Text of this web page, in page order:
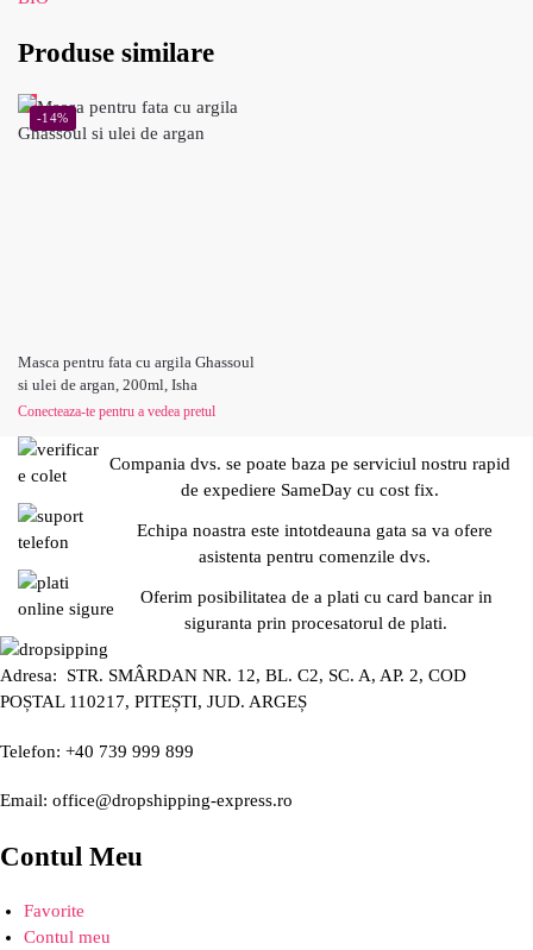
Produse similare
-14%
Masca pentru fata cu argila Ghassoul
si ulei de argan, 200ml, Isha
Conecteaza-te pentru a vedea pretul
Compania dvs. se poate baza pe serviciul nostru rapid
de expediere SameDay cu cost fix.
Echipa noastra este intotdeauna gata sa va ofere
asistenta pentru comenzile dvs.
Oferim posibilitatea de a plati cu card bancar in
siguranta prin procesatorul de plati.
Adresa: STR. SMÂRDAN NR. 12, BL. C2, SC. A, AP. 2, COD
POȘTAL 110217, PITEȘTI, JUD. ARGEȘ
Telefon: +40 739 999 899
Email: office@dropshipping-express.ro
Contul Meu
Favorite
Contul meu